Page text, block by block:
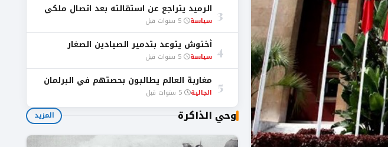
3 الرميد يتراجع عن استقالته بعد اتصال ملكي
سياسة
4 أخنوش يتوعد بتدمير الصيادين الصغار
سياسة
5 مغاربة العالم يطالبون بحصتهم في البرلمان
الجالية
وحي الذاكرة المزيد